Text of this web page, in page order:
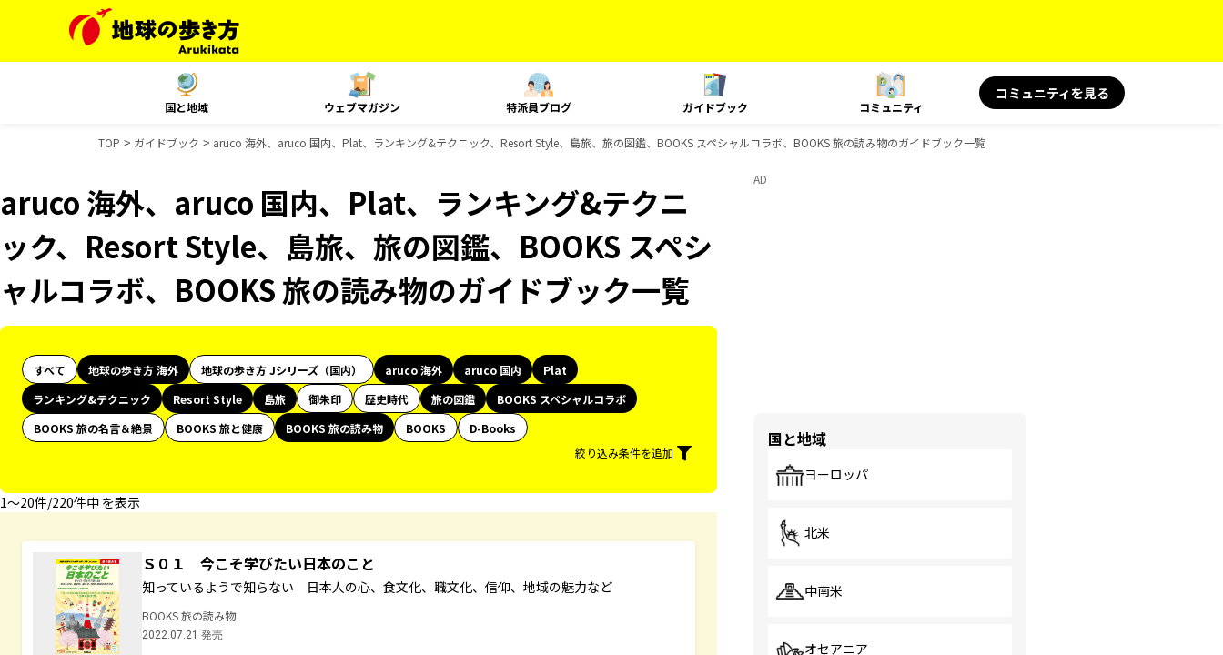
国と地域 ウェブマガジン 特派員ブログ ガイドブック コミュニティ
コミュニティを見る
TOP ガイドブック aruco 海外、aruco 国内、Plat、ランキング&テクニック、Resort Style、島旅、旅の図鑑、BOOKS スペシャルコラボ、BOOKS 旅の読み物のガイドブック一覧
aruco 海外、aruco 国内、Plat、ランキング&テクニ
ック、Resort Style、島旅、旅の図鑑、BOOKS スペシ
ャルコラボ、BOOKS 旅の読み物のガイドブック一覧
すべて 地球の歩き方 海外 地球の歩き方 Jシリーズ（国内） aruco 海外 aruco 国内
Plat
ランキング&テクニック
Resort Style 島旅 御朱印 歴史時代 旅の図鑑
BOOKS スペシャルコラボ
BOOKS 旅の名言＆絶景
BOOKS 旅と健康 BOOKS 旅の読み物 BOOKS
D-Books
絞り込み条件を追加
1〜20件/220件中 を表示
Ｓ０１ 今こそ学びたい日本のこと
知っているようで知らない 日本人の心、食文化、職文化、信仰、地域の魅力など
BOOKS 旅の読み物
2022.07.21 発売
AD
国と地域
ヨーロッパ
北米
中南米
オセアニア